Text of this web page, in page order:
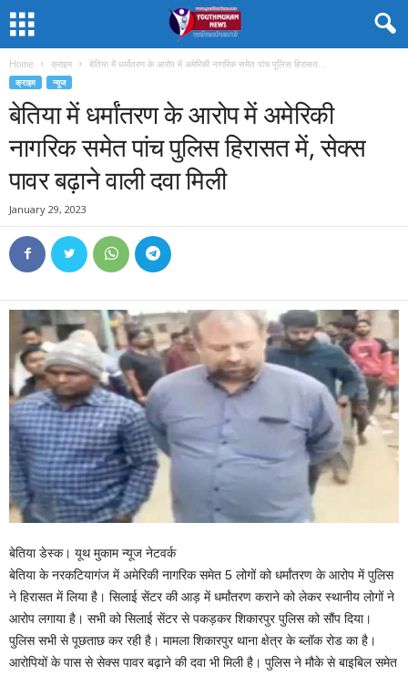
Home क्राइम बेतिया में धर्मांतरण के आरोप में अमेरिकी नागरिक समेत पांच पुलिस हिरासत...
क्राइम न्यूज
बेतिया में धर्मांतरण के आरोप में अमेरिकी
नागरिक समेत पांच पुलिस हिरासत में, सेक्स
पावर बढ़ाने वाली दवा मिली
January 29, 2023
बेतिया डेस्क। यूथ मुकाम न्यूज नेटवर्क
बेतिया के नरकटियागंज में अमेरिकी नागरिक समेत 5 लोगों को धर्मांतरण के आरोप में पुलिस
ने हिरासत में लिया है। सिलाई सेंटर की आड़ में धर्मांतरण कराने को लेकर स्थानीय लोगों ने
आरोप लगाया है। सभी को सिलाई सेंटर से पकड़कर शिकारपुर पुलिस को सौंप दिया।
पुलिस सभी से पूछताछ कर रही है। मामला शिकारपुर थाना क्षेत्र के ब्लॉक रोड का है।
आरोपियों के पास से सेक्स पावर बढ़ाने की दवा भी मिली है। पुलिस ने मौके से बाइबिल समेत